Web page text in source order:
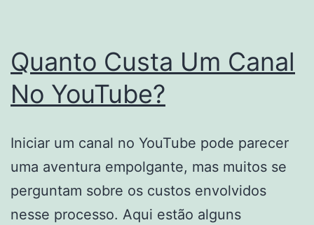
Quanto Custa Um Canal
No YouTube?
Iniciar um canal no YouTube pode parecer
uma aventura empolgante, mas muitos se
perguntam sobre os custos envolvidos
nesse processo. Aqui estão alguns